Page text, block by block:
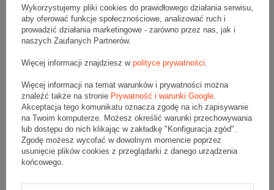
Szary karton klapowy - 1 Sztuka
Wymiary zewnętrzne: 800x400x1200mm (długość x szerokość x
wysokość)
Opakowanie wykonane jest z tektury falistej 5-warstwowej, fala BC
770 g/m2
Wymiary
• wewnętrzne:787x387x1174 mm
• pojemność:357 l
Materiał:
• tektura falista:
5-warstwowa
• fala:BC
• gramatura:
Wykorzystujemy pliki cookies do prawidłowego działania serwisu,
aby oferować funkcje społecznościowe, analizować ruch i
prowadzić działania marketingowe - zarówno przez nas, jak i
naszych Zaufanych Partnerów.
Więcej informacji znajdziesz w polityce prywatności
Więcej informacji na temat warunków i prywatności można
znaleźć także na stronie Prywatność i warunki Google
Akceptacja tego komunikatu oznacza zgodę na ich zapisywanie
na Twoim komputerze. Możesz określić warunki przechowywania
lub dostępu do nich klikając w zakładkę "Konfiguracja zgód".
Zgodę możesz wycofać w dowolnym momencie poprzez
usunięcie plików cookies z przeglądarki z danego urządzenia
końcowego.